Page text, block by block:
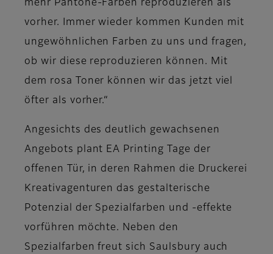
mehr Pantone-Farben reproduzieren als
vorher. Immer wieder kommen Kunden mit
ungewöhnlichen Farben zu uns und fragen,
ob wir diese reproduzieren können. Mit
dem rosa Toner können wir das jetzt viel
öfter als vorher.“
Angesichts des deutlich gewachsenen
Angebots plant EA Printing Tage der
offenen Tür, in deren Rahmen die Druckerei
Kreativagenturen das gestalterische
Potenzial der Spezialfarben und -effekte
vorführen möchte. Neben den
Spezialfarben freut sich Saulsbury auch